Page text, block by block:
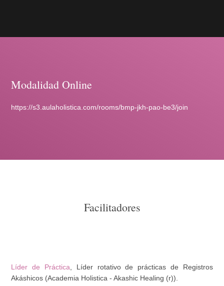
Modalidad Online
https://s3.aulaholistica.com/rooms/bmp-jkh-pao-be3/join
Facilitadores
Líder de Práctica , Líder rotativo de prácticas de Registros
Akáshicos (Academia Holistica - Akashic Healing (r)).